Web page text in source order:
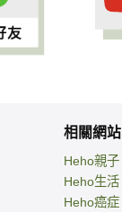
相關網站
Heho親子
Heho生活
Heho癌症